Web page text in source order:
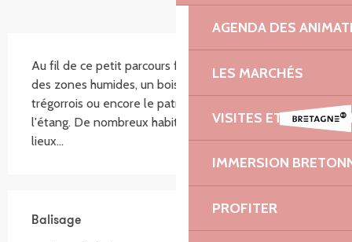
AGENDA DES
LES MARCHÉS
VISITES ET
IMMERSION
PROFITER
Au fil de ce petit parcours familiale, vous découvrirez
des zones humides, un boisement, le bocage
trégorrois ou encore le patrimoine bâti au bord de
l'étang. De nombreux habitants se cachent en ces
lieux...
Balisage